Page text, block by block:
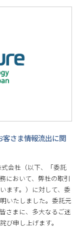
さま情報流出に関
会社（以下、「委託
において、弊社の取引
ます。）に対して、委
いたしました。委託元
さまに、多大なるご迷
び申し上げます。